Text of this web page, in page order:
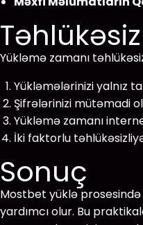
Yükləmə zamanı
Yükləmələrinizi yalnız
Şifrələrinizi mütəmadi
Yükləmə zamanı
İki faktorlu
Sonuç
Mostbet yüklə prosesində
yardımcı olur. Bu